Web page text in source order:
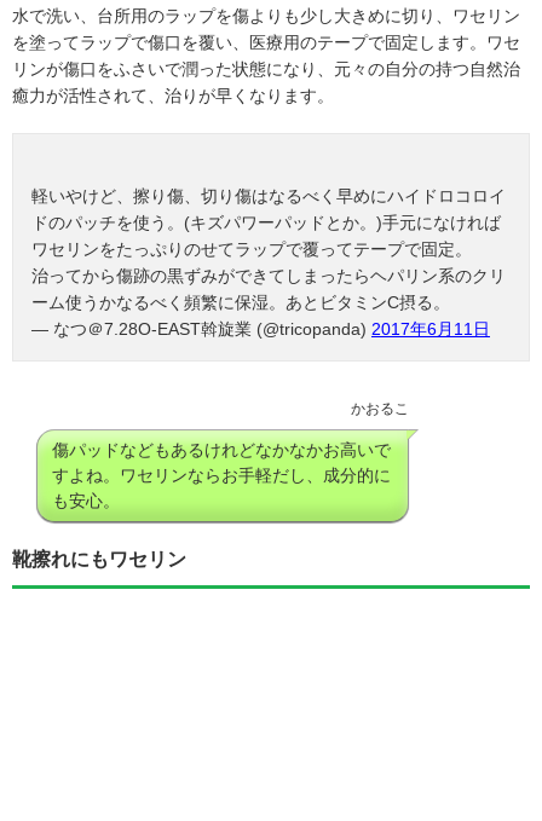
水で洗い、台所用のラップを傷よりも少し大きめに切り、ワセリン
を塗ってラップで傷口を覆い、医療用のテープで固定します。ワセ
リンが傷口をふさいで潤った状態になり、元々の自分の持つ自然治
癒力が活性されて、治りが早くなります。
軽いやけど、擦り傷、切り傷はなるべく早めにハイドロコロイ
ドのパッチを使う。(キズパワーパッドとか。)手元になければ
ワセリンをたっぷりのせてラップで覆ってテープで固定。
治ってから傷跡の黒ずみができてしまったらヘパリン系のクリ
ーム使うかなるべく頻繁に保湿。あとビタミンC摂る。
— なつ＠7.28O-EAST斡旋業 (@tricopanda) 2017年6月11日
かおるこ
傷パッドなどもあるけれどなかなかお高いで
すよね。ワセリンならお手軽だし、成分的に
も安心。
靴擦れにもワセリン